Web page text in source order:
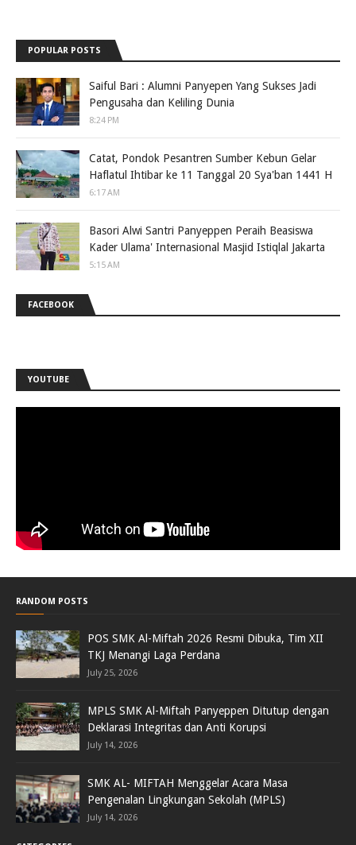
POPULAR POSTS
Saiful Bari : Alumni Panyepen Yang Sukses Jadi
Pengusaha dan Keliling Dunia
8:24 PM
Catat, Pondok Pesantren Sumber Kebun Gelar
Haflatul Ihtibar ke 11 Tanggal 20 Sya'ban 1441 H
6:17 AM
Basori Alwi Santri Panyeppen Peraih Beasiswa
Kader Ulama' Internasional Masjid Istiqlal Jakarta
5:15 AM
FACEBOOK
YOUTUBE
RANDOM POSTS
POS SMK Al-Miftah 2026 Resmi Dibuka, Tim XII
TKJ Menangi Laga Perdana
July 25, 2026
MPLS SMK Al-Miftah Panyeppen Ditutup dengan
Deklarasi Integritas dan Anti Korupsi
July 14, 2026
SMK AL- MIFTAH Menggelar Acara Masa
Pengenalan Lingkungan Sekolah (MPLS)
July 14, 2026